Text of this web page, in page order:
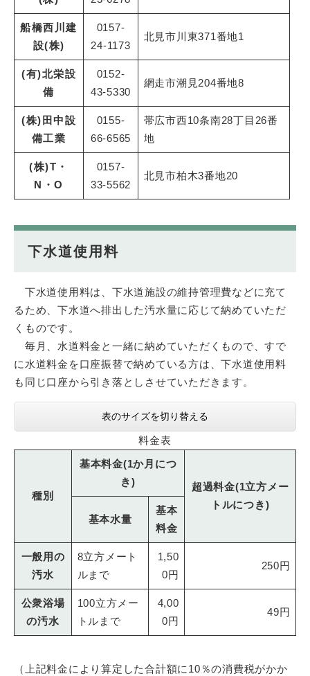
船橋西川建
設(株)
0157-
24-1173
北見市川東371番地1
(有)北栄設
備
0152-
43-5330
網走市潮見204番地8
(株)田中設
備工業
0155-
66-6565
帯広市西10条南28丁目26番
地
(株)T・
N・O
0157-
33-5562
北見市柏木3番地20
下水道使用料
下水道使用料は、下水道施設の維持管理費などに充て
るため、下水道へ排出した汚水量に応じて納めていただ
くものです。
毎月、水道料金と一緒に納めていただくもので、すで
に水道料金を口座振替で納めている方は、下水道使用料
も同じ口座から引き落としさせていただきます。
表のサイズを切り替える
料金表
種別
基本料金(1か月につ
き)
超過料金(1立方メー
トルにつき)
基本水量
基本
料金
一般用の
汚水
8立方メート
ルまで
1,50
0円
250円
公衆浴場
の汚水
100立方メー
トルまで
4,00
0円
49円
（上記料金により算定した合計額に10％の消費税がかか